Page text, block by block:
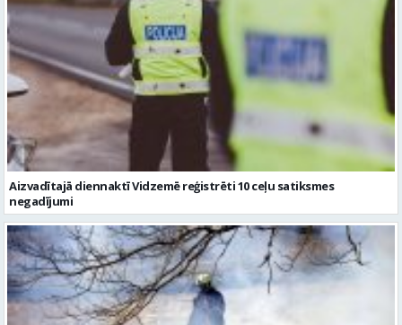
Aizvadītajā diennaktī Vidzemē reģistrēti 10 ceļu satiksmes
negadījumi